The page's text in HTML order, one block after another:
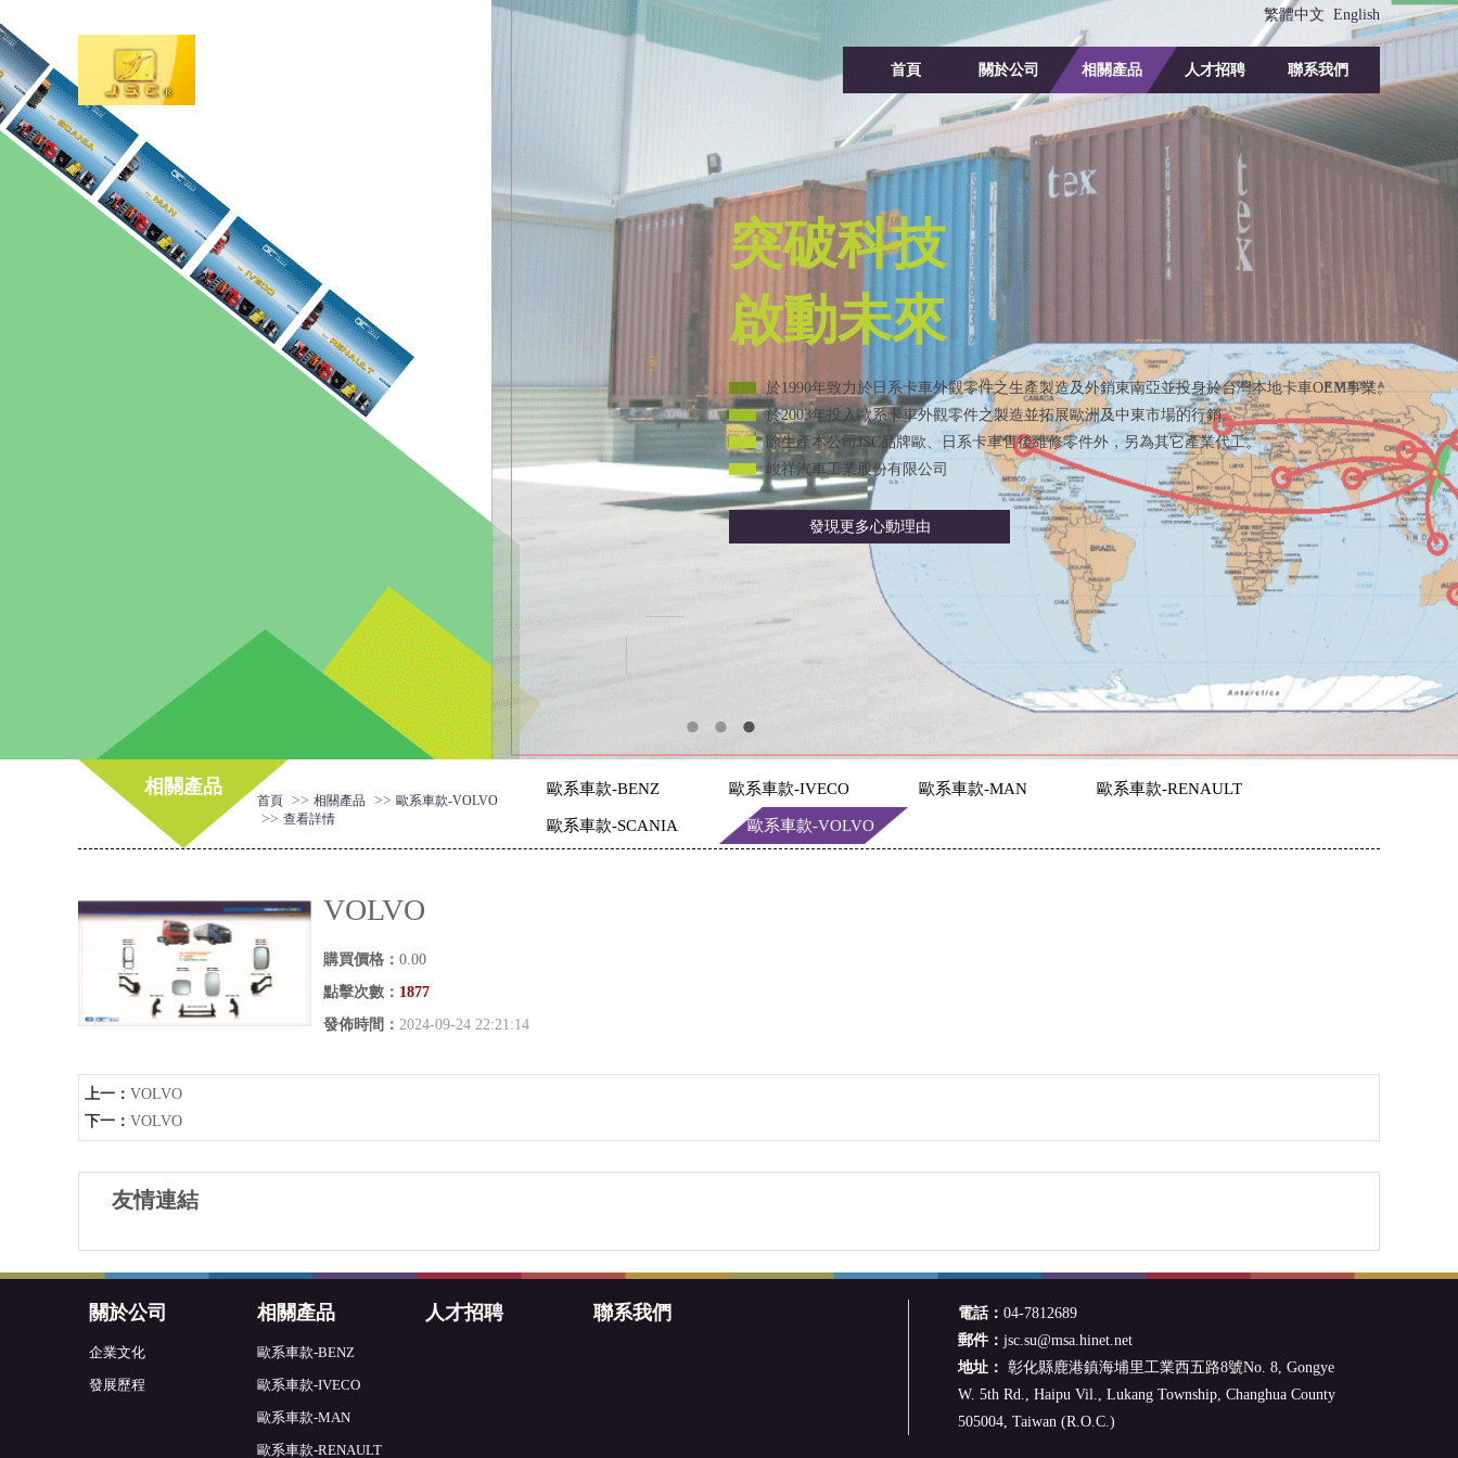
繁體中文 English
首頁 關於公司 相關產品 人才招聘 聯系我們
突破科技
啟動未來
於1990年致力於日系卡車外觀零件之生產製造及外銷東南亞並投身於台灣本地卡車OEM事業。
於2003年投入歐系卡車外觀零件之製造並拓展歐洲及中東市場的行銷。
除生產本公司JSC品牌歐、日系卡車售後維修零件外，另為其它產業代工。
峻祥汽車工業股份有限公司
發現更多心動理由
相關產品
首頁 >> 相關產品 >> 歐系車款-VOLVO
>> 查看詳情
歐系車款-BENZ 歐系車款-IVECO 歐系車款-MAN 歐系車款-RENAULT
歐系車款-SCANIA 歐系車款-VOLVO
VOLVO
購買價格： 0.00
點擊次數： 1877
發佈時間： 2024-09-24 22:21:14
上一： VOLVO
下一： VOLVO
友情連結
關於公司
企業文化
發展歷程
相關產品
歐系車款-BENZ
歐系車款-IVECO
歐系車款-MAN
歐系車款-RENAULT
人才招聘 聯系我們 電話： 04-7812689
郵件： jsc.su@msa.hinet.net
地址： 彰化縣鹿港鎮海埔里工業西五路8號No. 8, Gongye
W. 5th Rd., Haipu Vil., Lukang Township, Changhua County
505004, Taiwan (R.O.C.)